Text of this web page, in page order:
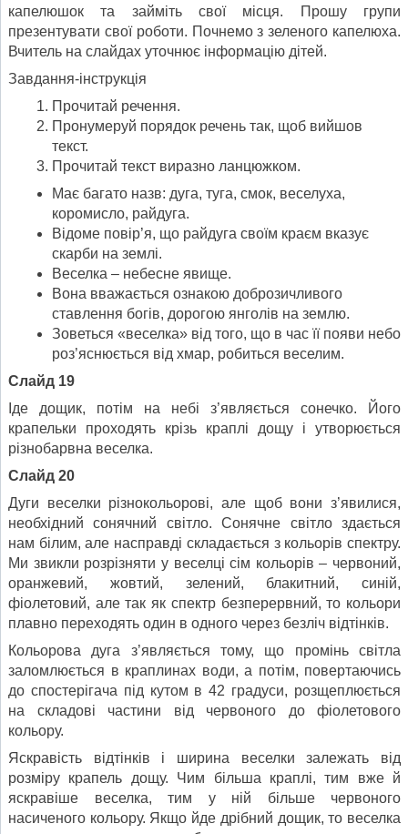
капелюшок та займіть свої місця. Прошу групи
презентувати свої роботи. Почнемо з зеленого капелюха.
Вчитель на слайдах уточнює інформацію дітей.
Завдання-інструкція
Прочитай речення.
Пронумеруй порядок речень так, щоб вийшов
текст.
Прочитай текст виразно ланцюжком.
Має багато назв: дуга, туга, смок, веселуха,
коромисло, райдуга.
Відоме повір’я, що райдуга своїм краєм вказує
скарби на землі.
Веселка – небесне явище.
Вона вважається ознакою доброзичливого
ставлення богів, дорогою янголів на землю.
Зоветься «веселка» від того, що в час її появи небо
роз’яснюється від хмар, робиться веселим.
Слайд 19
Іде дощик, потім на небі з’являється сонечко. Його
крапельки проходять крізь краплі дощу і утворюється
різнобарвна веселка.
Слайд 20
Дуги веселки різнокольорові, але щоб вони з’явилися,
необхідний сонячний світло. Сонячне світло здається
нам білим, але насправді складається з кольорів спектру.
Ми звикли розрізняти у веселці сім кольорів – червоний,
оранжевий, жовтий, зелений, блакитний, синій,
фіолетовий, але так як спектр безперервний, то кольори
плавно переходять один в одного через безліч відтінків.
Кольорова дуга з’являється тому, що промінь світла
заломлюється в краплинах води, а потім, повертаючись
до спостерігача під кутом в 42 градуси, розщеплюється
на складові частини від червоного до фіолетового
кольору.
Яскравість відтінків і ширина веселки залежать від
розміру крапель дощу. Чим більша краплі, тим вже й
яскравіше веселка, тим у ній більше червоного
насиченого кольору. Якщо йде дрібний дощик, то веселка